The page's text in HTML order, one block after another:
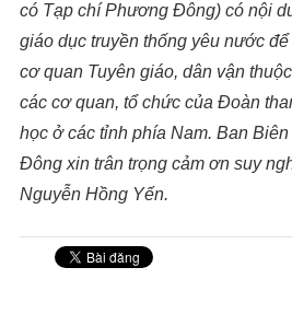
có Tạp chí Phương Đông) có nội
giáo dục truyền thống yêu nước
cơ quan Tuyên giáo, dân vận
các cơ quan, tổ chức của Đoàn
học ở các tỉnh phía Nam. Ban
Đông xin trân trọng cảm ơn suy
Nguyễn Hồng Yến.